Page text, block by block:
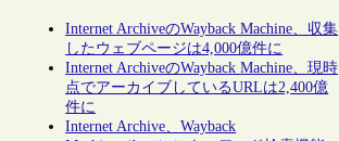
Internet ArchiveのWayback Machine、収集
したウェブページは4,000億件に
Internet ArchiveのWayback Machine、現時
点でアーカイブしているURLは2,400億
件に
Internet Archive、Wayback